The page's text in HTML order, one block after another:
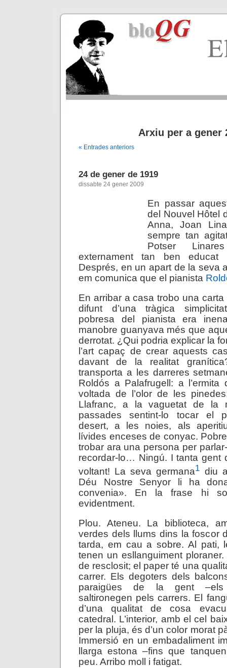
Arxiu per a gener
« Entrades anteriors
24 de gener de 1919
dissabte 24 gener 2009
En passar
del Nouvel Hôtel
Anna, Joan
sempre tan
Potser
externament tan ben educat
Després, en un apart de la seva
em comunica que el pianista
En arribar a casa trobo una
difunt d’una tràgica
pobresa del pianista era
manobre guanyava més que
derrotat. ¿Qui podria explicar la
l’art capaç de crear aquests
davant de la realitat
transporta a les darreres
Roldós a Palafrugell: a l’ermita
voltada de l’olor de les
Llafranc, a la vaguetat de la
passades sentint-lo tocar el
desert, a les noies, als
lívides enceses de conyac.
trobar ara una persona per
recordar-lo… Ningú. I tanta gent
voltant! La seva germana1 diu
Déu Nostre Senyor li ha
convenia». En la frase hi
evidentment.
Plou. Ateneu. La biblioteca,
verdes dels llums dins la foscor
tarda, em cau a sobre. Al pati,
tenen un esllanguiment
de resclosit; el paper té una
carrer. Els degoters dels
paraigües de la gent –els
saltironegen pels carrers. El
d’una qualitat de cosa
catedral. L’interior, amb el cel
per la pluja, és d’un color morat
Immersió en un embadaliment
llarga estona –fins que
peu. Arribo moll i fatigat.